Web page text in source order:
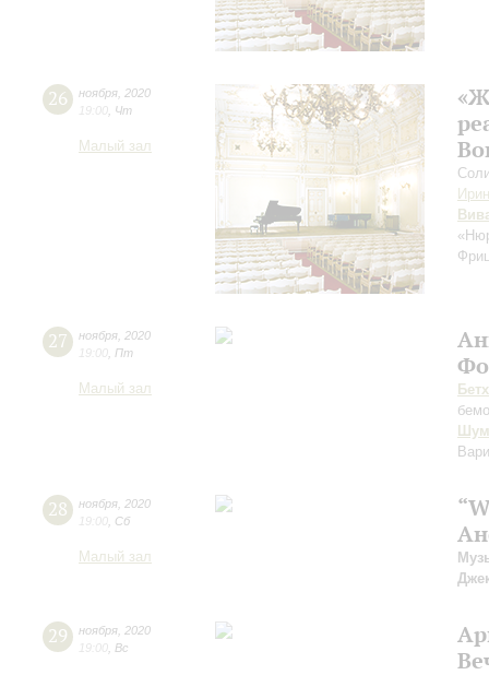
26 ноября 2020
19:00 Чт
Малый зал
27 ноября 2020
19:00 Пт
Малый зал
28 ноября 2020
19:00 Сб
Малый зал
29 ноября 2020
19:00 Вс